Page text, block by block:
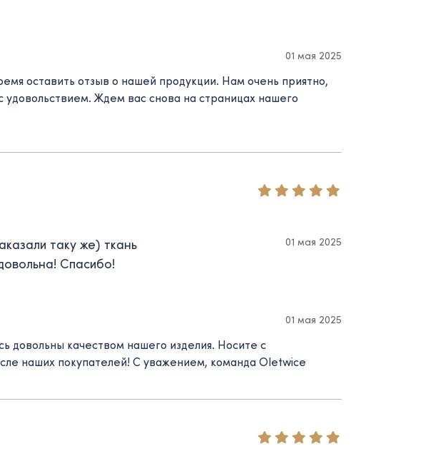
01 мая 2025
оставить отзыв о нашей продукции. Нам очень приятно,
удовольствием. Ждем вас снова на страницах нашего
таку же) ткань
Спасибо!
01 мая 2025
01 мая 2025
довольны качеством нашего изделия. Носите с
наших покупателей! C уважением, команда Oletwice